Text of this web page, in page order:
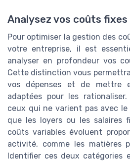
Analysez vos coûts
Pour optimiser la gestion des
votre entreprise, il est
analyser en profondeur vos
Cette distinction vous
vos dépenses et de mettre
adaptées pour les
ceux qui ne varient pas avec
que les loyers ou les salaires
coûts variables évoluent
activité, comme les matières
Identifier ces deux catégories